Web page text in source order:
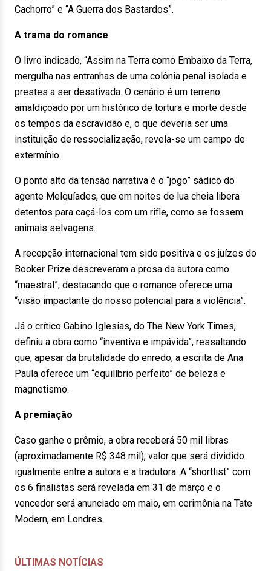
Cachorro” e “A Guerra dos Bastardos”.
A trama do romance
O livro indicado, “Assim na Terra como Embaixo da Terra,
mergulha nas entranhas de uma colônia penal isolada e
prestes a ser desativada. O cenário é um terreno
amaldiçoado por um histórico de tortura e morte desde
os tempos da escravidão e, o que deveria ser uma
instituição de ressocialização, revela-se um campo de
extermínio.
O ponto alto da tensão narrativa é o “jogo” sádico do
agente Melquíades, que em noites de lua cheia libera
detentos para caçá-los com um rifle, como se fossem
animais selvagens.
A recepção internacional tem sido positiva e os juízes do
Booker Prize descreveram a prosa da autora como
“maestral”, destacando que o romance oferece uma
“visão impactante do nosso potencial para a violência”.
Já o crítico Gabino Iglesias, do The New York Times,
definiu a obra como “inventiva e impávida”, ressaltando
que, apesar da brutalidade do enredo, a escrita de Ana
Paula oferece um “equilíbrio perfeito” de beleza e
magnetismo.
A premiação
Caso ganhe o prêmio, a obra receberá 50 mil libras
(aproximadamente R$ 348 mil), valor que será dividido
igualmente entre a autora e a tradutora. A “shortlist” com
os 6 finalistas será revelada em 31 de março e o
vencedor será anunciado em maio, em cerimônia na Tate
Modern, em Londres.